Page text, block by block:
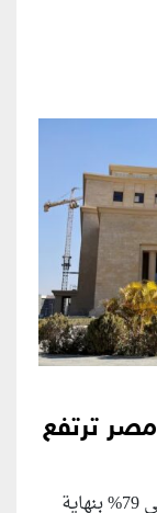
ترتفع
ارتفعت معدلات الشمول المالي في مصر إلى 79% بنهاية